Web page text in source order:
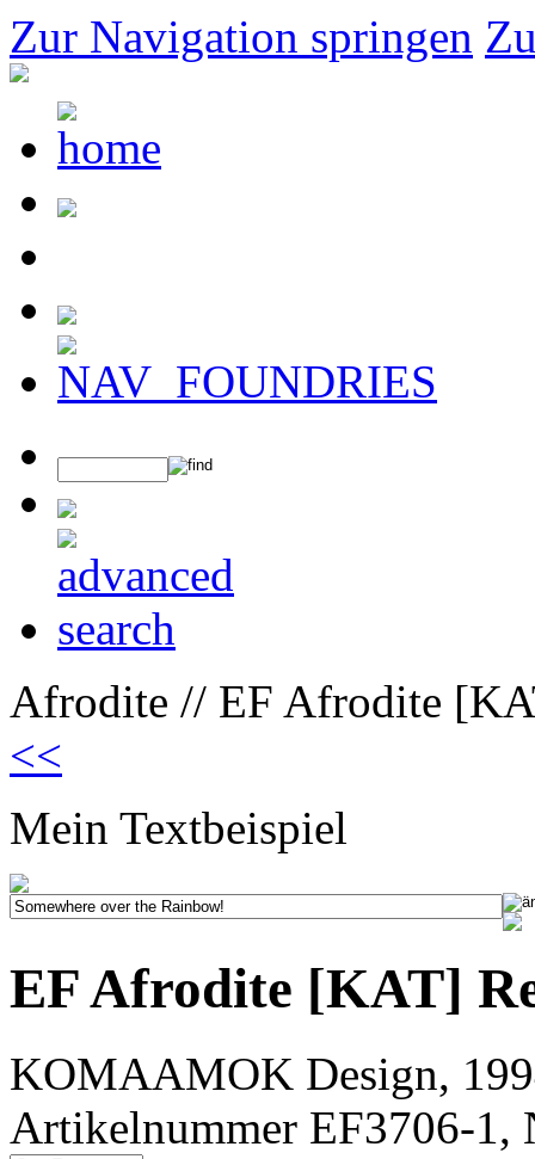
Zur Navigation springen
Afrodite // EF Afrodite
<<
Mein Textbeispiel
EF Afrodite [KAT]
KOMAAMOK Design,
Artikelnummer EF3706-1,